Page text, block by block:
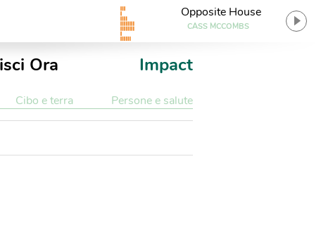
Opposite House
CASS MCCOMBS
Ora Impact
Cibo e terra Persone e salute